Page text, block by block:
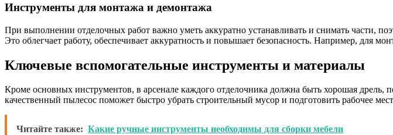
Инструменты для монтажа и демонтажа
При выполнении отделочных работ важно уметь аккуратно устанавливать и снимать части,
Это облегчает работу, обеспечивает аккуратность и повышает безопасность. Например, для
Ключевые вспомогательные инструменты и материалы
Кроме основных инструментов, в арсенале каждого отделочника должна быть хорошая
качественный пылесос поможет быстро убрать строительный мусор и подготовить рабочее
Читайте также: Какие ручные инструменты необходимы для сборки мебели